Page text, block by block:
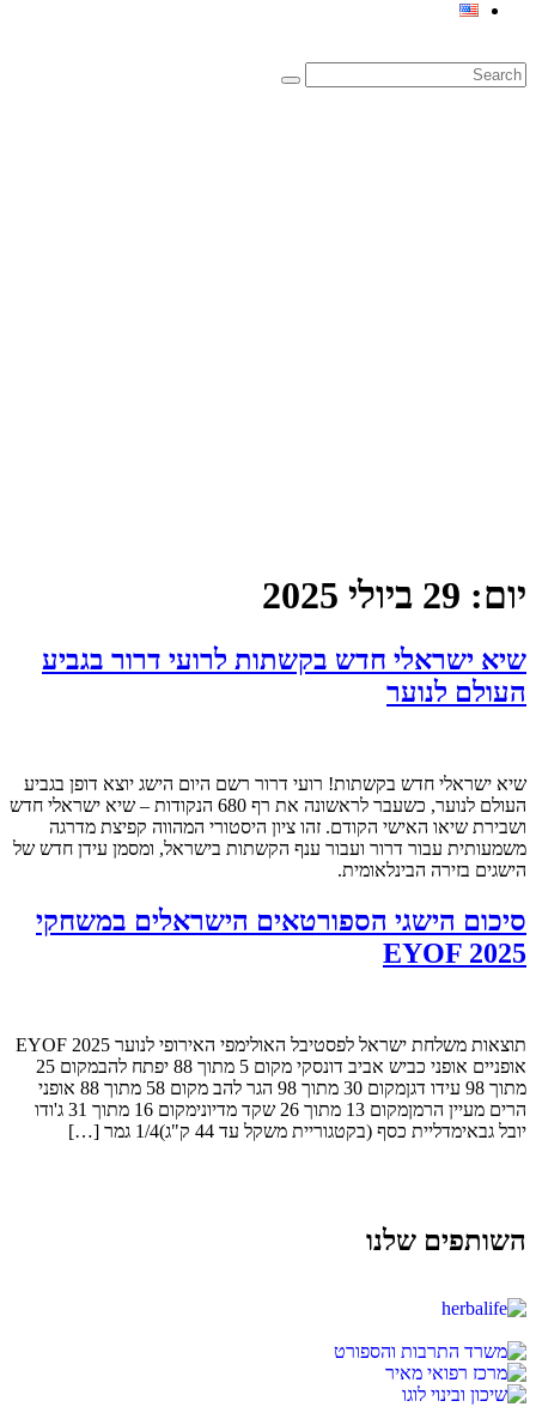
יום: 29 ביולי 2025
שיא ישראלי חדש בקשתות לרועי דרור בגביע
העולם לנוער
שיא ישראלי חדש בקשתות! רועי דרור רשם היום הישג יוצא דופן בגביע
העולם לנוער, כשעבר לראשונה את רף 680 הנקודות – שיא ישראלי חדש
ושבירת שיאו האישי הקודם. זהו ציון היסטורי המהווה קפיצת מדרגה
משמעותית עבור דרור ועבור ענף הקשתות בישראל, ומסמן עידן חדש של
הישגים בזירה הבינלאומית.
סיכום הישגי הספורטאים הישראלים במשחקי
EYOF 2025
תוצאות משלחת ישראל לפסטיבל האולימפי האירופי לנוער EYOF 2025
אופניים אופני כביש אביב דונסקי מקום 5 מתוך 88 יפתח להבמקום 25
מתוך 98 עידו דגןמקום 30 מתוך 98 הגר להב מקום 58 מתוך 88 אופני
הרים מעיין הרמןמקום 13 מתוך 26 שקד מדיונימקום 16 מתוך 31 ג'ודו
יובל גבאימדליית כסף (בקטגוריית משקל עד 44 ק"ג)1/4 גמר […]
השותפים שלנו